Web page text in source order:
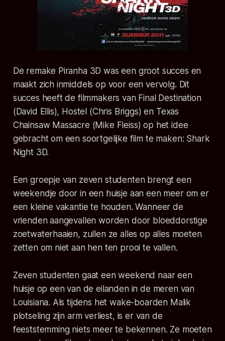
De remake Piranha 3D was een groot succes en
maakt zich inmiddels op voor een vervolg. Dit
succes heeft de filmmakers van Final Destination
(David Ellis), Hostel (Chris Briggs) en Texas
Chainsaw Massacre (Mike Fleiss) op het idee
gebracht om een soortgelijke film te maken: Shark
Night 3D.
Een groepje van zeven studenten brengt een
weekendje door in een huisje aan een meer om er
een kleine vakantie te houden. Wanneer de
vrienden aangevallen worden door bloeddorstige
zoetwaterhaaien, zullen ze alles op alles moeten
zetten om niet aan hen ten prooi te vallen.
Zeven studenten gaat een weekend naar een
huisje op een van de eilanden in de meren van
Louisiana. Als tijdens het wake-boarden Malik
plotseling zijn arm verliest, is er van de
feeststemming niets meer te bekennen. Ze moeten